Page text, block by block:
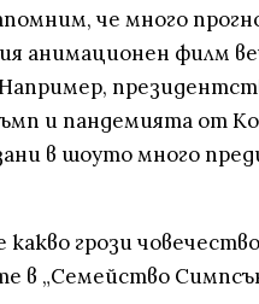
че много
анимационен филм
Например,
и пандемията от
в шоуто много
какво грози
в „Семейство